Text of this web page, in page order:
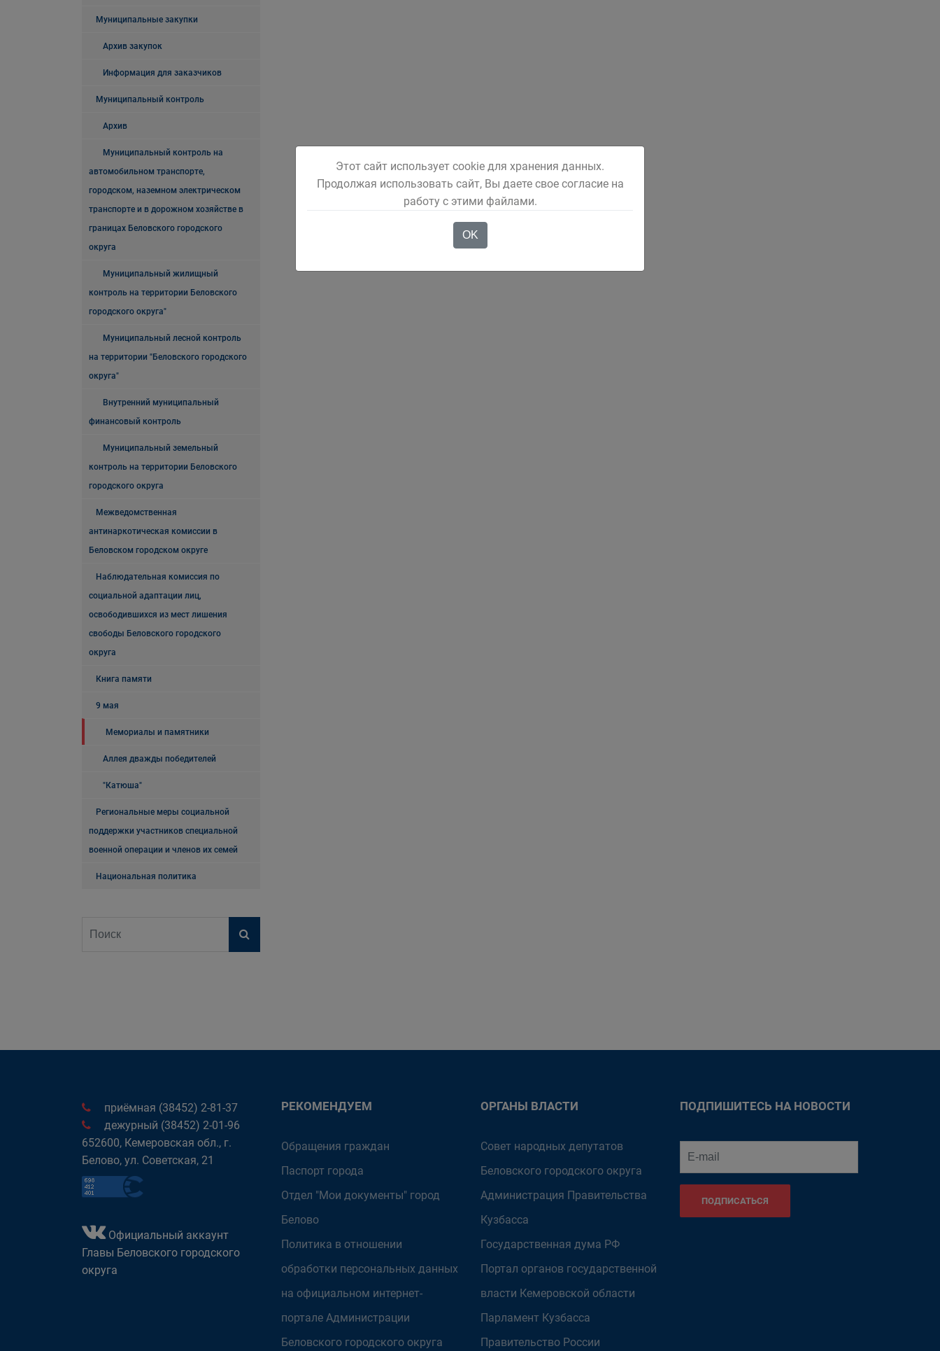
Муниципальные закупки
Архив закупок
Информация для заказчиков
Муниципальный контроль
Архив
Муниципальный контроль на
автомобильном транспорте,
городском, наземном электрическом
транспорте и в дорожном хозяйстве в
границах Беловского городского
округа
Муниципальный жилищный
контроль на территории Беловского
городского округа"
Муниципальный лесной контроль
на территории "Беловского городского
округа"
Внутренний муниципальный
финансовый контроль
Муниципальный земельный
контроль на территории Беловского
городского округа
Межведомственная
антинаркотическая комиссии в
Беловском городском округе
Наблюдательная комиссия по
социальной адаптации лиц,
освободившихся из мест лишения
свободы Беловского городского
округа
Книга памяти
9 мая
Мемориалы и памятники
Аллея дважды победителей
"Катюша"
Региональные меры социальной
поддержки участников специальной
военной операции и членов их семей
Национальная политика
приёмная (38452) 2-81-37
дежурный (38452) 2-01-96
652600, Кемеровская обл., г.
Белово, ул. Советская, 21
Официальный аккаунт
Главы Беловского городского
округа
РЕКОМЕНДУЕМ
Обращения граждан
Паспорт города
Отдел "Мои документы" город
Белово
Политика в отношении
обработки персональных данных
на официальном интернет-
портале Администрации
Беловского городского округа
ОРГАНЫ ВЛАСТИ
Совет народных депутатов
Беловского городского округа
Администрация Правительства
Кузбасса
Государственная дума РФ
Портал органов государственной
власти Кемеровской области
Парламент Кузбасса
Правительство России
ПОДПИШИТЕСЬ НА НОВОСТИ
ПОДПИСАТЬСЯ
Этот сайт использует cookie для хранения данных.
Продолжая использовать сайт, Вы даете свое согласие на
работу с этими файлами.
OK